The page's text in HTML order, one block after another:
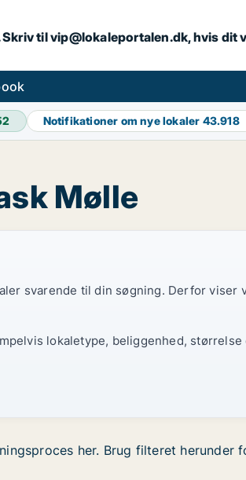
til vip@lokaleportalen.dk, hvis
Notifikationer om nye lokaler 43.918
Mølle
svarende til din søgning. Derfor viser
lokaletype, beliggenhed,
her. Brug filteret